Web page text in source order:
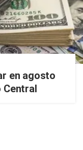
en agosto
Central